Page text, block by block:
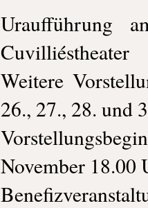
Uraufführung
Cuvilliéstheater
Weitere
26., 27., 28. und
November 18.00